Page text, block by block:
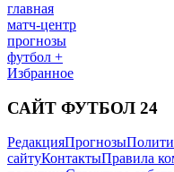
главная
матч-центр
прогнозы
футбол +
Избранное
САЙТ ФУТБОЛ 24
РедакцияПрогнозы
сайтуКонтактыПравила